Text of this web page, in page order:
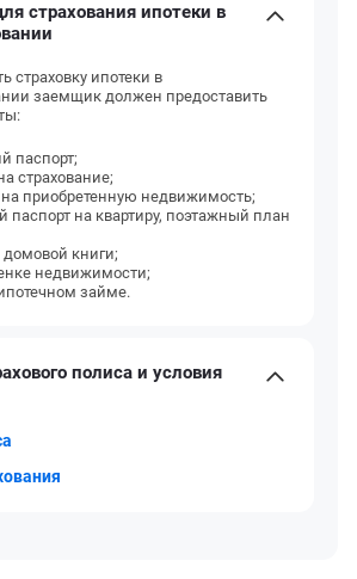
страхования ипотеки в
страховку ипотеки в
заемщик должен предоставить
паспорт;
страхование;
приобретенную недвижимость;
паспорт на квартиру, поэтажный план
книги;
недвижимости;
займе.
полиса и условия